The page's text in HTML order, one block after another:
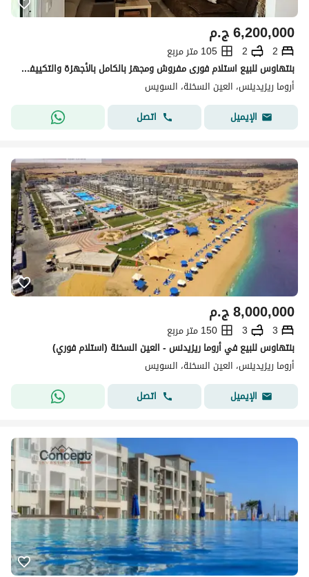
ج.م6,200,000
2
2
105 متر مربع
بنتهاوس للبيع استلام فورى مفروش ومجهز بالكامل بالأجهزة والتكييفات– قرية أروما – العين السخنة
أروما ريزيدينس، العين السخنة، السويس
الإيميل
اتصل
ج.م8,000,000
3
3
150 متر مربع
بنتهاوس للبيع في أروما ريزيدنس - العين السخنة (استلام فوري)
أروما ريزيدينس، العين السخنة، السويس
الإيميل
اتصل